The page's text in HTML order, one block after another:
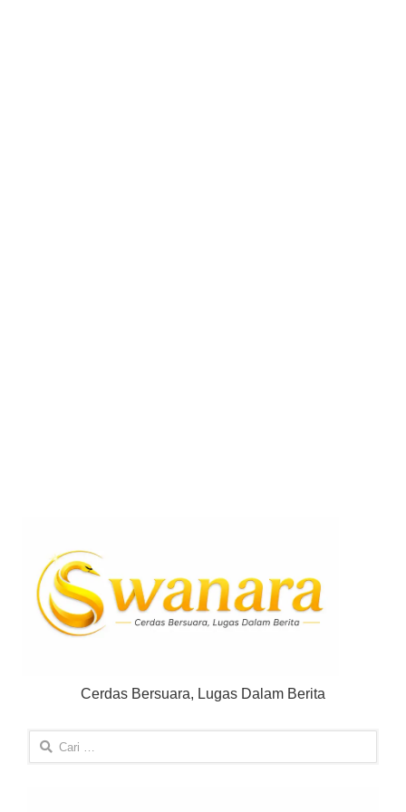
Cerdas Bersuara, Lugas Dalam Berita
Cari